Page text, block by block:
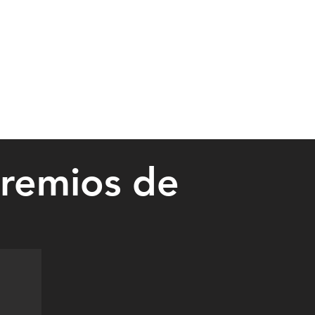
place awards they brought home from the annual Minnesota
de